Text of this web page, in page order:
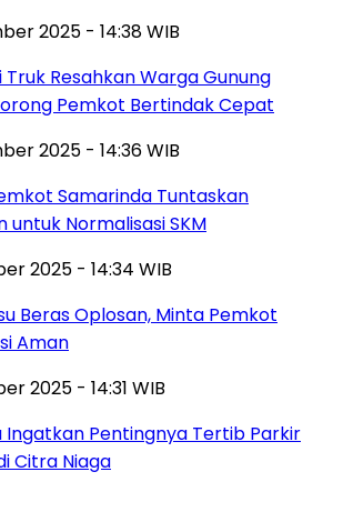
2025 - 14:38 WIB
Truk Resahkan Warga Gunung
Pemkot Bertindak Cepat
2025 - 14:36 WIB
Samarinda Tuntaskan
untuk Normalisasi SKM
2025 - 14:34 WIB
Beras Oplosan, Minta Pemkot
Aman
2025 - 14:31 WIB
Ingatkan Pentingnya Tertib Parkir
Citra Niaga